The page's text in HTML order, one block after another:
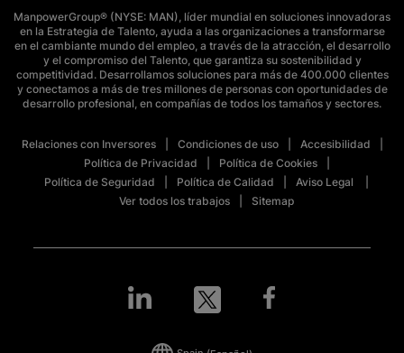
ManpowerGroup® (NYSE: MAN), líder mundial en soluciones innovadoras
en la Estrategia de Talento, ayuda a las organizaciones a transformarse
en el cambiante mundo del empleo, a través de la atracción, el desarrollo
y el compromiso del Talento, que garantiza su sostenibilidad y
competitividad. Desarrollamos soluciones para más de 400.000 clientes
y conectamos a más de tres millones de personas con oportunidades de
desarrollo profesional, en compañías de todos los tamaños y sectores.
Relaciones con Inversores Condiciones de uso
Accesibilidad
Política de Privacidad
Política de Cookies
Política de Seguridad
Política de Calidad
Aviso Legal
Ver todos los trabajos
Sitemap